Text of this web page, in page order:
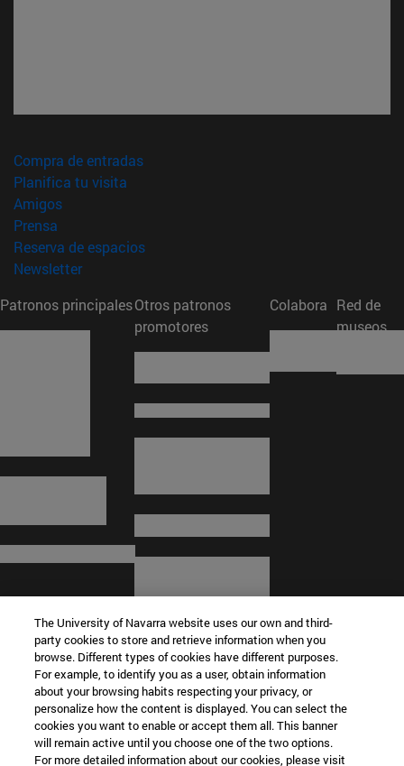
Compra de entradas(abre en nueva ventana)
Planifica tu visita
Amigos(abre en nueva ventana)
Prensa
Reserva de espacios(abre en nueva ventana)
Newsletter(abre en nueva ventana)
Patronos principalesOtros patronos
promotores
Colabora Red de
museos
© Universidad de Navarra
Información legal
The University of Navarra website uses our own and third-
party cookies to store and retrieve information when you
browse. Different types of cookies have different purposes.
For example, to identify you as a user, obtain information
about your browsing habits respecting your privacy, or
personalize how the content is displayed. You can select the
cookies you want to enable or accept them all. This banner
will remain active until you choose one of the two options.
For more detailed information about our cookies, please visit